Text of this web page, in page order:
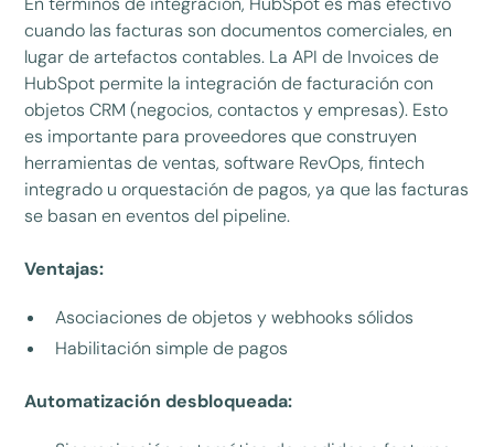
cuando las facturas son documentos comerciales, en
lugar de artefactos contables. La API de Invoices de
HubSpot permite la integración de facturación con
objetos CRM (negocios, contactos y empresas). Esto
es importante para proveedores que construyen
herramientas de ventas, software RevOps, fintech
integrado u orquestación de pagos, ya que las facturas
se basan en eventos del pipeline.
Ventajas:
Asociaciones de objetos y webhooks sólidos
Habilitación simple de pagos
Automatización desbloqueada: